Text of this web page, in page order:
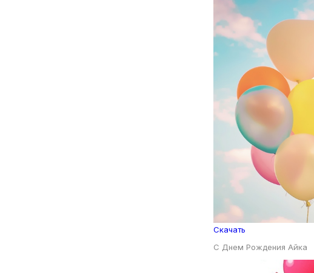
Скачать
С Днем Рождения Айка